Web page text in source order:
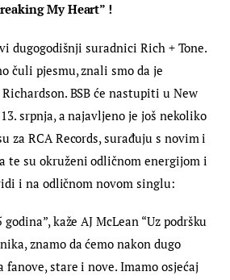
My Heart” !
dugogodišnji suradnici Rich + Tone.
čuli pjesmu, znali smo da je
Richardson. BSB će nastupiti u New
srpnja, a najavljeno je još nekoliko
za RCA Records, surađuju s novim i
te su okruženi odličnom energijom i
i na odličnom novom singlu:
kaže AJ McLean “Uz podršku
znamo da ćemo nakon dugo
stare i nove. Imamo osjećaj